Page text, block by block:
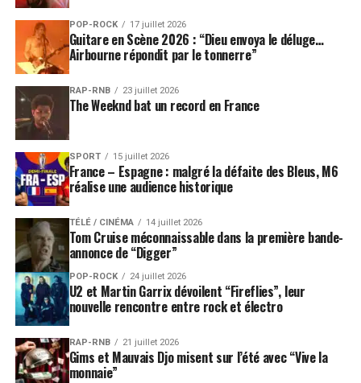
POP-ROCK 17 juillet 2026
Guitare en Scène 2026 : “Dieu envoya le déluge…
Airbourne répondit par le tonnerre”
RAP-RNB 23 juillet 2026
The Weeknd bat un record en France
SPORT 15 juillet 2026
France – Espagne : malgré la défaite des Bleus, M6
réalise une audience historique
TÉLÉ / CINÉMA 14 juillet 2026
Tom Cruise méconnaissable dans la première bande-
annonce de “Digger”
POP-ROCK 24 juillet 2026
U2 et Martin Garrix dévoilent “Fireflies”, leur
nouvelle rencontre entre rock et électro
RAP-RNB 21 juillet 2026
Gims et Mauvais Djo misent sur l’été avec “Vive la
monnaie”